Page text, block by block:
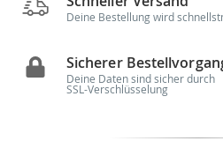
Deine Bestellung wird
Sicherer
Deine Daten sind sicher durch
SSL-Verschlüsselung